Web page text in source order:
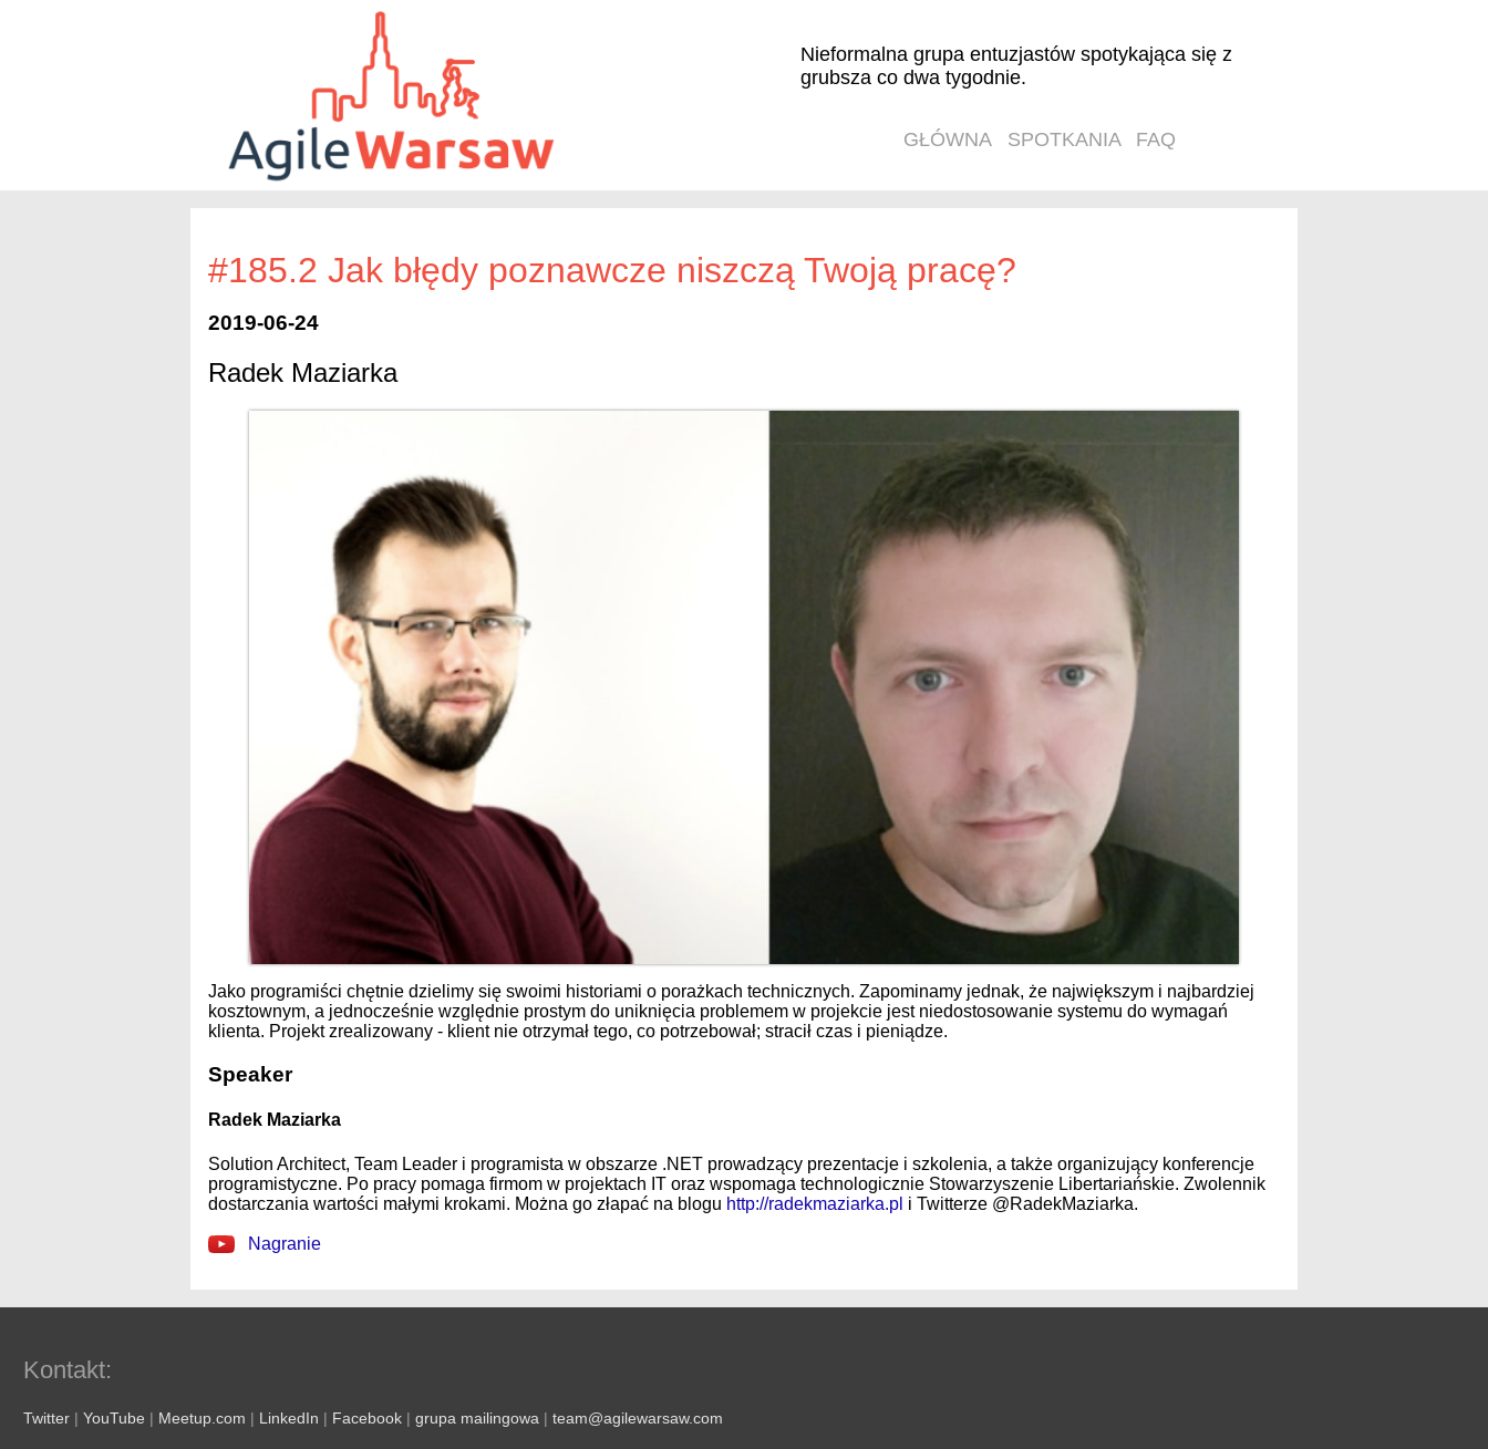
Nieformalna grupa entuzjastów spotykająca się z
grubsza co dwa tygodnie.
GŁÓWNA SPOTKANIA FAQ
#185.2 Jak błędy poznawcze niszczą Twoją pracę?
2019-06-24
Radek Maziarka
Jako programiści chętnie dzielimy się swoimi historiami o porażkach technicznych. Zapominamy jednak, że największym i najbardziej
kosztownym, a jednocześnie względnie prostym do uniknięcia problemem w projekcie jest niedostosowanie systemu do wymagań
klienta. Projekt zrealizowany - klient nie otrzymał tego, co potrzebował; stracił czas i pieniądze.
Speaker
Radek Maziarka
Solution Architect, Team Leader i programista w obszarze .NET prowadzący prezentacje i szkolenia, a także organizujący konferencje
programistyczne. Po pracy pomaga firmom w projektach IT oraz wspomaga technologicznie Stowarzyszenie Libertariańskie. Zwolennik
dostarczania wartości małymi krokami. Można go złapać na blogu http://radekmaziarka.pl i Twitterze @RadekMaziarka.
Nagranie
Kontakt:
Twitter | YouTube | Meetup.com | LinkedIn | Facebook | grupa mailingowa | team@agilewarsaw.com